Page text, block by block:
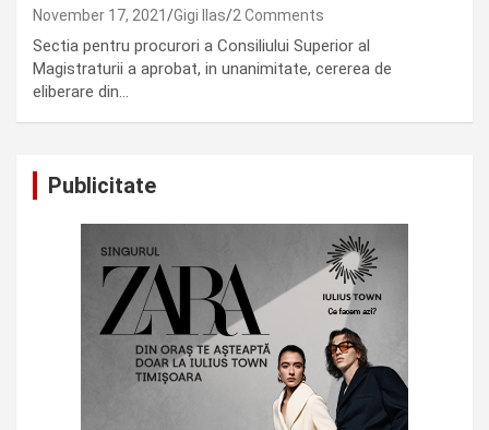
November 17, 2021 Gigi Ilas 2 Comments
Sectia pentru procurori a Consiliului Superior al
Magistraturii a aprobat, in unanimitate, cererea de
eliberare din…
Publicitate